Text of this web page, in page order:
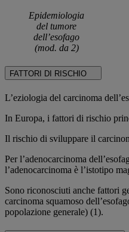
Epidemiologia
del tumore
dell’esofago
(mod. da 2)
FATTORI DI RISCHIO
L’eziologia del carcinoma
In Europa, i fattori di rischio
Il rischio di sviluppare il
Per l’adenocarcinoma
l’adenocarcinoma è l’istotipo
Sono riconosciuti anche fattori
carcinoma squamoso
popolazione generale) (1).